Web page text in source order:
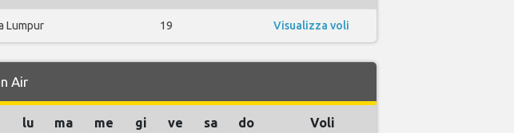
Lumpur 19 Visualizza voli
Air
lu ma me gi ve sa do Voli